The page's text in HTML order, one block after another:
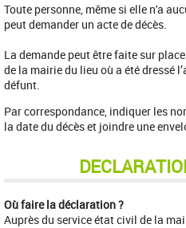
Toute personne, même si elle n'a
peut demander un acte de décès.
La demande peut être faite sur
de la mairie du lieu où a été dressé
défunt.
Par correspondance, indiquer les
la date du décès et joindre une
Où faire la déclaration ?
Auprès du service état civil de la